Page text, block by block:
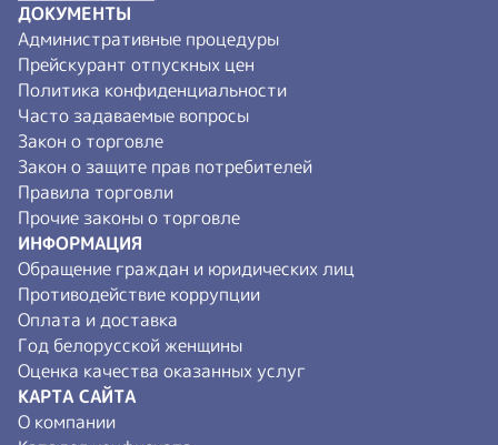
ДОКУМЕНТЫ
Административные процедуры
Прейскурант отпускных цен
Политика конфиденциальности
Часто задаваемые вопросы
Закон о торговле
Закон о защите прав потребителей
Правила торговли
Прочие законы о торговле
ИНФОРМАЦИЯ
Обращение граждан и юридических лиц
Противодействие коррупции
Оплата и доставка
Год белорусской женщины
Оценка качества оказанных услуг
КАРТА САЙТА
О компании